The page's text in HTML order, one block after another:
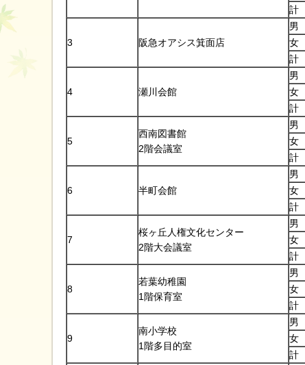
計
3 阪急オアシス箕面店
男
女
計
4 瀬川会館
男
女
計
5
西南図書館
2階会議室
男
女
計
6 半町会館
男
女
計
7
桜ヶ丘人権文化センター
2階大会議室
男
女
計
8
若葉幼稚園
1階保育室
男
女
計
9
南小学校
1階多目的室
男
女
計